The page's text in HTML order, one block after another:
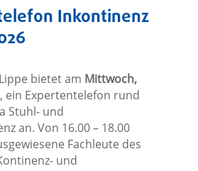
Inkontinenz
bietet am Mittwoch,
, ein Expertentelefon rund
Stuhl- und
an. Von 16.00 – 18.00
Fachleute des
und